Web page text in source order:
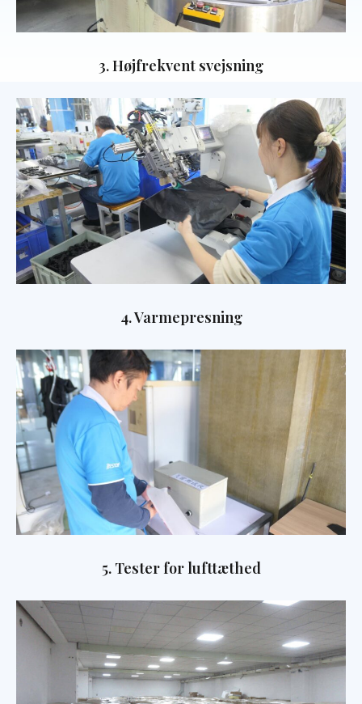
3. Højfrekvent svejsning
4. Varmepresning
5. Tester for lufttæthed